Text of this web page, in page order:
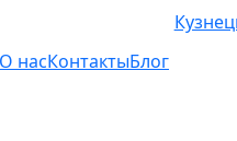
О насКонтактыБлог